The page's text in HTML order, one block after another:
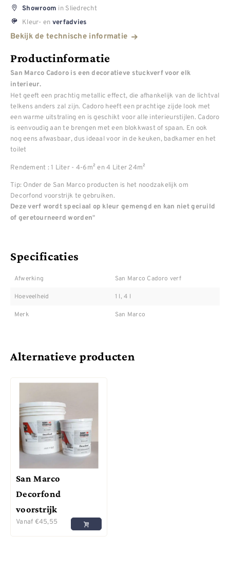
Showroom in Sliedrecht
Kleur- en verfadvies
Bekijk de technische informatie
Productinformatie
San Marco Cadoro is een decoratieve stuckverf voor elk
interieur.
Het geeft een prachtig metallic effect, die afhankelijk van de lichtval
telkens anders zal zijn. Cadoro heeft een prachtige zijde look met
een warme uitstraling en is geschikt voor alle interieurstijlen. Cadoro
is eenvoudig aan te brengen met een blokkwast of spaan. En ook
nog eens afwasbaar, dus ideaal voor in de keuken, badkamer en het
toilet
Rendement : 1 Liter - 4-6m² en 4 Liter 24m²
Tip: Onder de San Marco producten is het noodzakelijk om
Decorfond voorstrijk te gebruiken.
Deze verf wordt speciaal op kleur gemengd en kan niet geruild
of geretourneerd worden"
Specificaties
Afwerking San Marco Cadoro verf
Hoeveelheid 1 l, 4 l
Merk San Marco
Alternatieve producten
San Marco
Decorfond
voorstrijk
Vanaf €45,55